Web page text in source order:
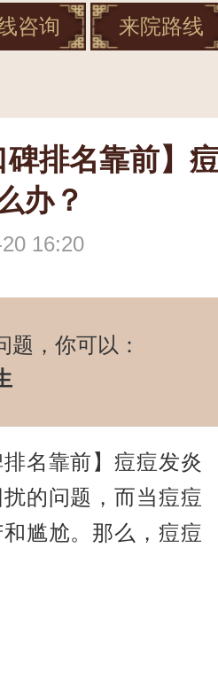
咨询 来院路线
排名靠前】痘
办？
16:20
，你可以：
名靠前】痘痘发炎
的问题，而当痘痘
尴尬。那么，痘痘